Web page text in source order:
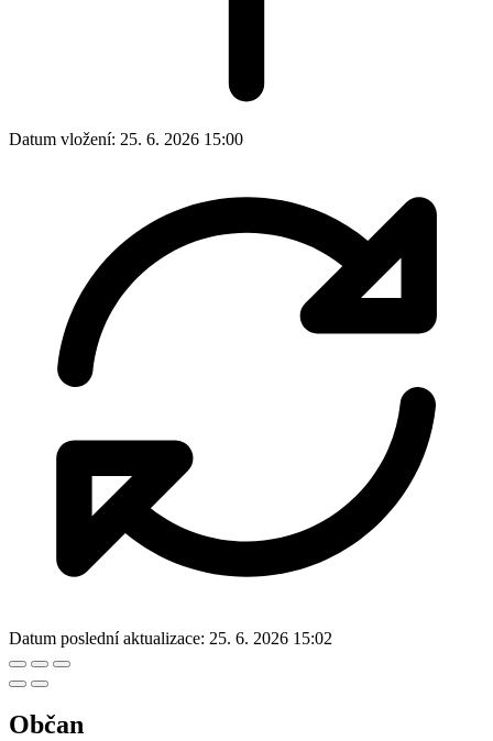
Datum vložení: 25. 6. 2026 15:00
Datum poslední aktualizace: 25. 6. 2026 15:02
Občan